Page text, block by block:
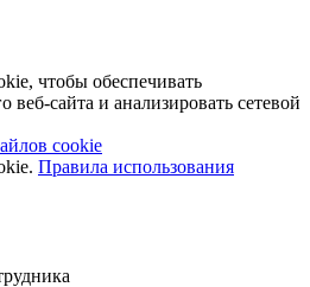
чтобы обеспечивать
сайта и анализировать сетевой
cookie
Правила использования